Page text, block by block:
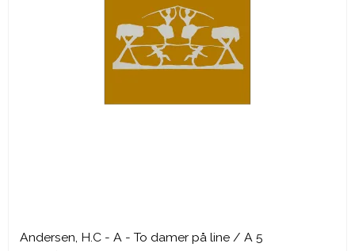
Andersen, H.C - A - To damer på line / A 5